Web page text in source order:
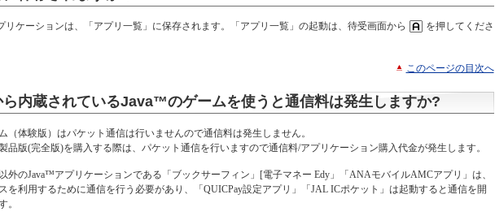
リケーションは、「アプリ一覧」に保存されます。「アプリ一覧」の起動は、待受画面から
を押してくださ
このページの目次へ
ら内蔵されているJava™のゲームを使うと通信料は発生しますか?
（体験版）はパケット通信は行いませんので通信料は発生しません。
品版(完全版)を購入する際は、パケット通信を行いますので通信料/アプリケーション購入代金が発生します。
外のJava™アプリケーションである「ブックサーフィン」[電子マネー Edy」「ANAモバイルAMCアプリ」は、
を利用するために通信を行う必要があり、「QUICPay設定アプリ」「JAL ICポケット」は起動すると通信を開
。